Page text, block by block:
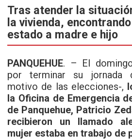
ce
b
o
o
k
tt
er
at
s
A
p
Tras atender la
la vivienda,
estado a madre e hijo
PANQUEHUE. – El
por terminar su jornada
motivo de las elecciones-,
la Oficina de Emergencia
de Panquehue, Patricio
recibieron un llamado
mujer estaba en trabajo de